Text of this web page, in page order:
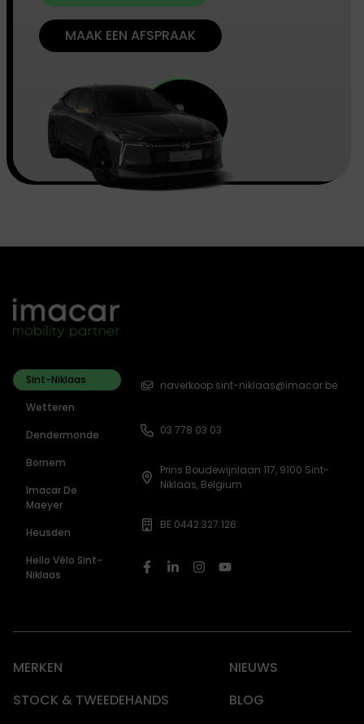
MAAK EEN AFSPRAAK
Sint-Niklaas
Wetteren
Dendermonde
Bornem
Imacar De
Maeyer
Heusden
Hello Vélo Sint-
Niklaas
naverkoop.sint-niklaas@imacar.be
03 778 03 03
Prins Boudewijnlaan 117, 9100 Sint-
Niklaas, Belgium
BE 0442.327.126
MERKEN
NIEUWS
STOCK & TWEEDEHANDS
BLOG